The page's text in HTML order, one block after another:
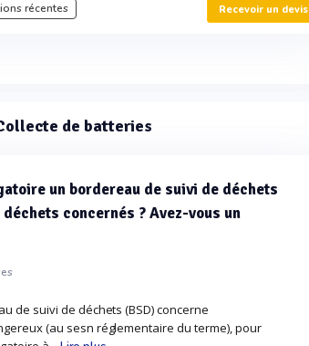
récentes Recevoir un devis
de batteries
un bordereau de suivi de déchets
concernés ? Avez-vous un
de suivi de déchets (BSD) concerne
(au sesn réglementaire du terme), pour